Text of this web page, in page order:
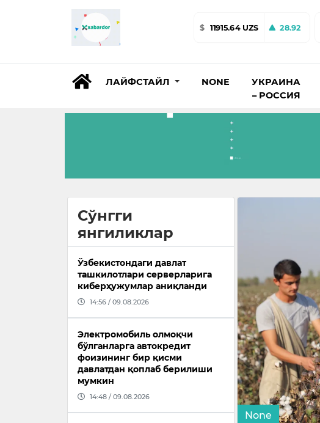
$ 11915.64 UZS 28.92
ЛАЙФСТАЙЛ NONE
УКРАИНА
– РОССИЯ
Сўнгги
янгиликлар
Ўзбекистондаги давлат
ташкилотлари серверларига
киберҳужумлар аниқланди
14:56 / 09.08.2026
Электромобиль олмоқчи
бўлганларга автокредит
фоизининг бир қисми
давлатдан қоплаб берилиши
мумкин
14:48 / 09.08.2026
None